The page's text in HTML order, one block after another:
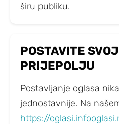
širu publiku.
POSTAVITE
PRIJEPOLJU
Postavljanje oglasa
jednostavnije. Na
https://